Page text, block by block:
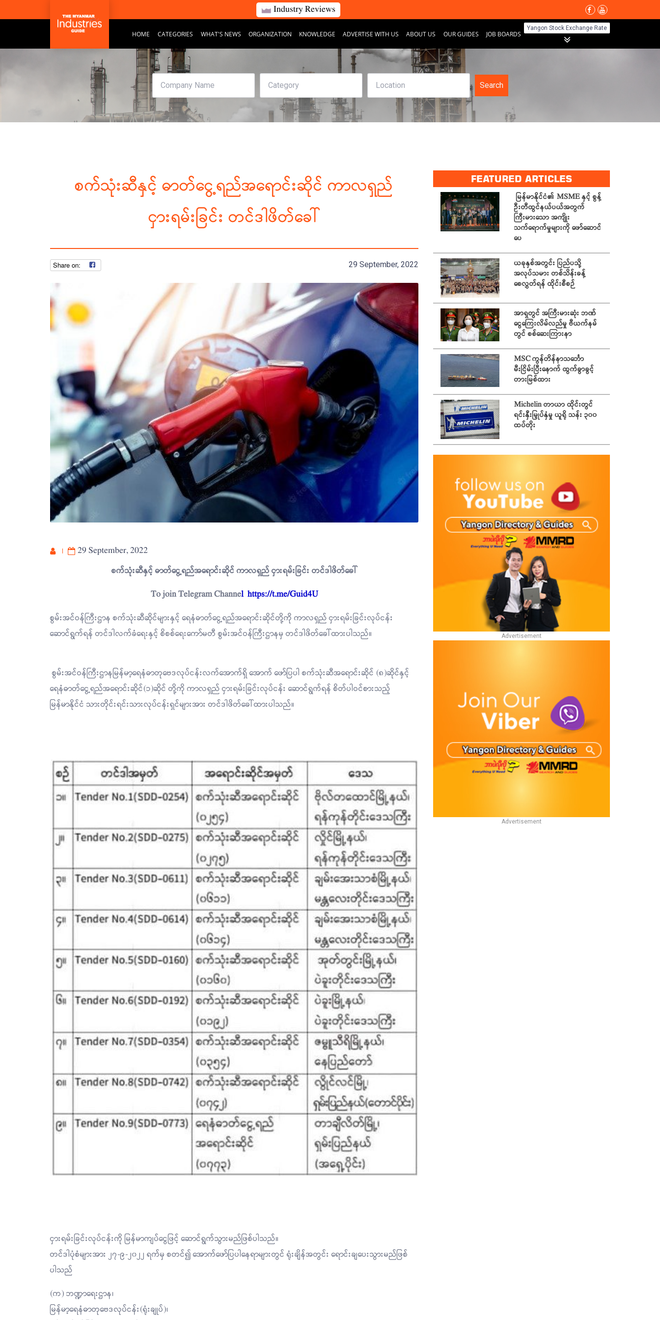
Industry Reviews
HOME CATEGORIES WHAT'S NEWS ORGANIZATION KNOWLEDGE ADVERTISE WITH US ABOUT US OUR GUIDES JOB BOARDS
Yangon Stock Exchange Rate
Search
စက်သုံးဆီနှင့် ဓာတ်ငွေ့ရည်အရောင်းဆိုင် ကာလရှည်
ငှားရမ်းခြင်း တင်ဒါဖိတ်ခေါ်
29 September, 2022
29 September, 2022
စက်သုံးဆီနှင့် ဓာတ်ငွေ့ရည်အရောင်းဆိုင် ကာလရှည် ငှားရမ်းခြင်း တင်ဒါဖိတ်ခေါ်
To join Telegram Channel https://t.me/Guid4U
စွမ်းအင်ဝန်ကြီးဌာန စက်သုံးဆီဆိုင်များနှင့် ရေနံဓာတ်ငွေ့ရည်အရောင်းဆိုင်တို့ကို ကာလရှည် ငှားရမ်းခြင်းလုပ်ငန်း
ဆောင်ရွက်ရန် တင်ဒါလက်ခံရေးနှင့် စိစစ်ရေးကော်မတီ စွမ်းအင်ဝန်ကြီးဌာနမှ တင်ဒါဖိတ်ခေါ်ထားပါသည်။
စွမ်းအင်ဝန်ကြီးဌာနမြန်မာ့ရေနံဓာတုဗေဒလုပ်ငန်းလက်အောက်ရှိ အောက် ဖော်ပြပါ စက်သုံးဆီအရောင်းဆိုင် (၈)ဆိုင်နှင့်
ရေနံဓာတ်ငွေ့ရည်အရောင်းဆိုင်(၁)ဆိုင် တို့ကို ကာလရှည် ငှားရမ်းခြင်းလုပ်ငန်း ဆောင်ရွက်ရန် စိတ်ပါဝင်စားသည့်
မြန်မာနိုင်ငံ သားတိုင်းရင်းသားလုပ်ငန်းရှင်များအား တင်ဒါဖိတ်ခေါ်ထားပါသည်။
ငှားရမ်းခြင်းလုပ်ငန်းကို မြန်မာကျပ်ငွေဖြင့် ဆောင်ရွက်သွားမည်ဖြစ်ပါသည်။
တင်ဒါပုံစံများအား ၂၇-၉-၂၀၂၂ ရက်မှ စတင်၍ အောက်ဖော်ပြပါနေရာများတွင် ရုံးချိန်အတွင်း ရောင်းချပေးသွားမည်ဖြစ်
ပါသည်
(က) ဘဏ္ဍာရေးဌာန၊
မြန်မာ့ရေနံဓာတုဗေဒလုပ်ငန်း(ရုံးချုပ်)၊
FEATURED ARTICLES
မြန်မာနိုင်ငံ၏ MSME နှင့် စွန့်
ဦးတီထွင်နယ်ပယ်အတွက်
ကြီးမားသော အကျိုး
သက်ရောက်မှုများကို ဖော်ဆောင်
ပေ
ယခုနှစ်အတွင်း ပြည်ပသို့
အလုပ်သမား တစ်သိန်းခန့်
စေလွှတ်ရန် ထိုင်းစီစဉ်
အာရှတွင် အကြီးမားဆုံး ဘဏ်
ငွေကြေးလိမ်လည်မှု ဗီယက်နမ်
တွင် စစ်ဆေးကြားနာ
MSC ကွန်တိန်နာသင်္ဘော
မီးငြိမ်းပြီးနောက် ထွက်ခွာခွင့်
တားမြစ်ထား
Michelin တာယာ ထိုင်းတွင်
ရင်းနှီးမြှုပ်နှံမှု ယူရို သန်း ၃၀၀
ထပ်တိုး